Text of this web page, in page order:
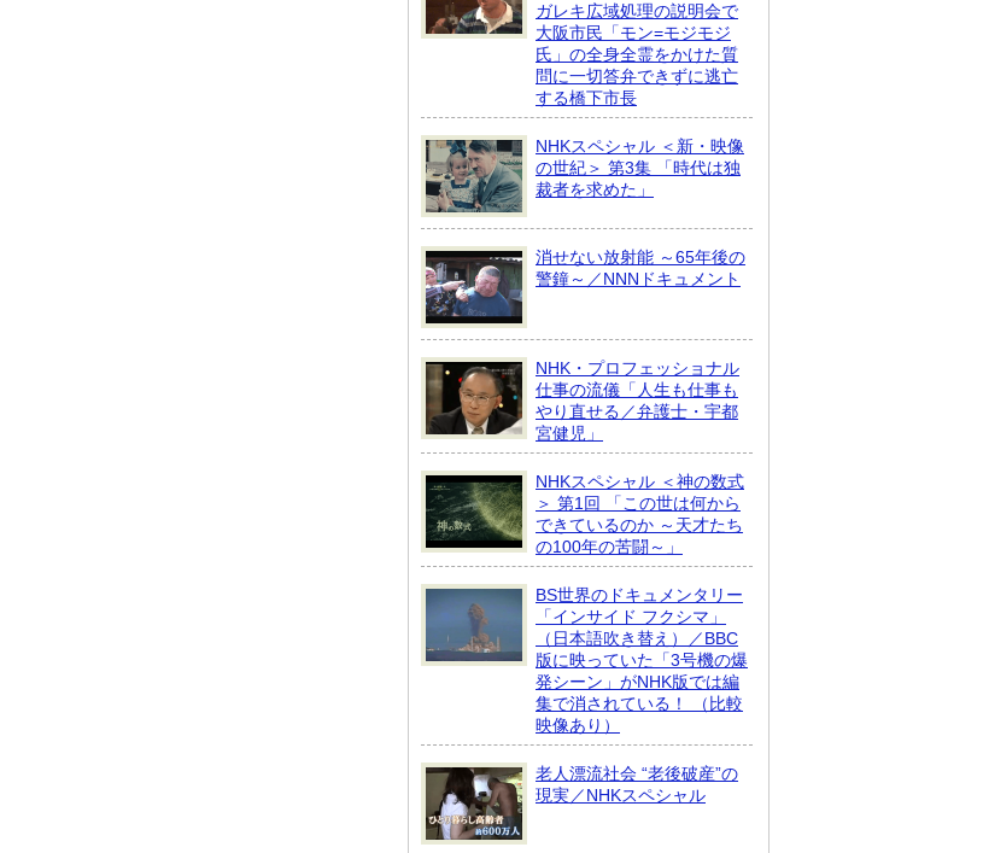
ガレキ広域処理の説明会で
大阪市民「モン=モジモジ
氏」の全身全霊をかけた質
問に一切答弁できずに逃亡
する橋下市長
NHKスペシャル ＜新・映像
の世紀＞ 第3集 「時代は独
裁者を求めた」
消せない放射能 ～65年後の
警鐘～／NNNドキュメント
NHK・プロフェッショナル
仕事の流儀「人生も仕事も
やり直せる／弁護士・宇都
宮健児」
NHKスペシャル ＜神の数式
＞ 第1回 「この世は何から
できているのか ～天才たち
の100年の苦闘～」
BS世界のドキュメンタリー
「インサイド フクシマ」
（日本語吹き替え）／BBC
版に映っていた「3号機の爆
発シーン」がNHK版では編
集で消されている！ （比較
映像あり）
老人漂流社会 “老後破産”の
現実／NHKスペシャル